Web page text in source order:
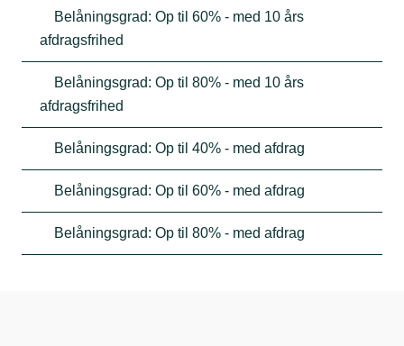
Belåningsgrad: Op til 60% - med 10 års
afdragsfrihed
Belåningsgrad: Op til 80% - med 10 års
afdragsfrihed
Belåningsgrad: Op til 40% - med afdrag
Belåningsgrad: Op til 60% - med afdrag
Belåningsgrad: Op til 80% - med afdrag